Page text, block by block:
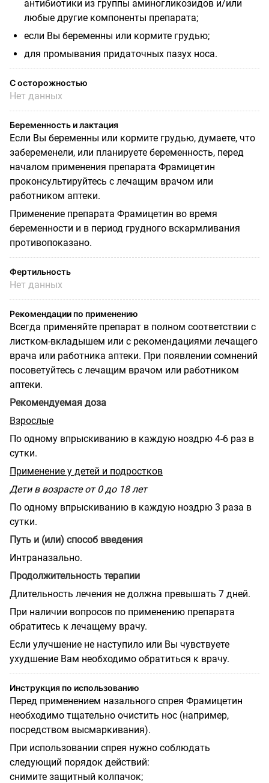
антибиотики из группы аминогликозидов и/или
любые другие компоненты препарата;
если Вы беременны или кормите грудью;
для промывания придаточных пазух носа.
С осторожностью
Нет данных
Беременность и лактация
Если Вы беременны или кормите грудью, думаете, что
забеременели, или планируете беременность, перед
началом применения препарата Фрамицетин
проконсультируйтесь с лечащим врачом или
работником аптеки.
Применение препарата Фрамицетин во время
беременности и в период грудного вскармливания
противопоказано.
Фертильность
Нет данных
Рекомендации по применению
Всегда применяйте препарат в полном соответствии с
листком-вкладышем или с рекомендациями лечащего
врача или работника аптеки. При появлении сомнений
посоветуйтесь с лечащим врачом или работником
аптеки.
Рекомендуемая доза
Взрослые
По одному впрыскиванию в каждую ноздрю 4-6 раз в
сутки.
Применение у детей и подростков
Дети в возрасте от 0 до 18 лет
По одному впрыскиванию в каждую ноздрю 3 раза в
сутки.
Путь и (или) способ введения
Интраназально.
Продолжительность терапии
Длительность лечения не должна превышать 7 дней.
При наличии вопросов по применению препарата
обратитесь к лечащему врачу.
Если улучшение не наступило или Вы чувствуете
ухудшение Вам необходимо обратиться к врачу.
Инструкция по использованию
Перед применением назального спрея Фрамицетин
необходимо тщательно очистить нос (например,
посредством высмаркивания).
При использовании спрея нужно соблюдать
следующий порядок действий:
снимите защитный колпачок;